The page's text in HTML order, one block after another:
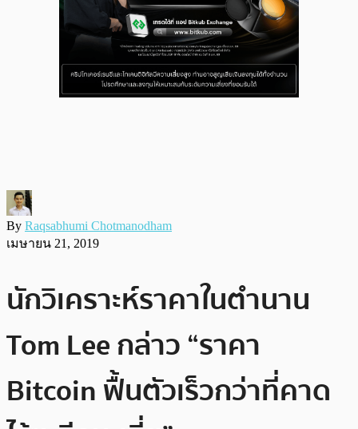
By Raqsabhumi Chotmanodham
เมษายน 21, 2019
นักวิเคราะห์ราคาในตำนาน
Tom Lee กล่าว “ราคา
Bitcoin ฟื้นตัวเร็วกว่าที่คาด